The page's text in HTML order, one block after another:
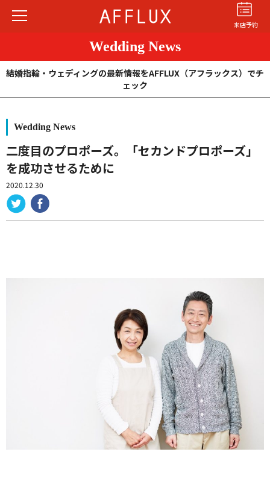
来店予約
セットリング
商品カテゴリ
ショップ
AFFLUXについて
06-7777-7370
受付時間 11:00〜19:00/火曜日定休
Wedding News
結婚指輪・ウェディングの最新情報をAFFLUX（アフラックス）でチ
ェック
Wedding News
二度目のプロポーズ。「セカンドプロポーズ」
を成功させるために
2020.12.30